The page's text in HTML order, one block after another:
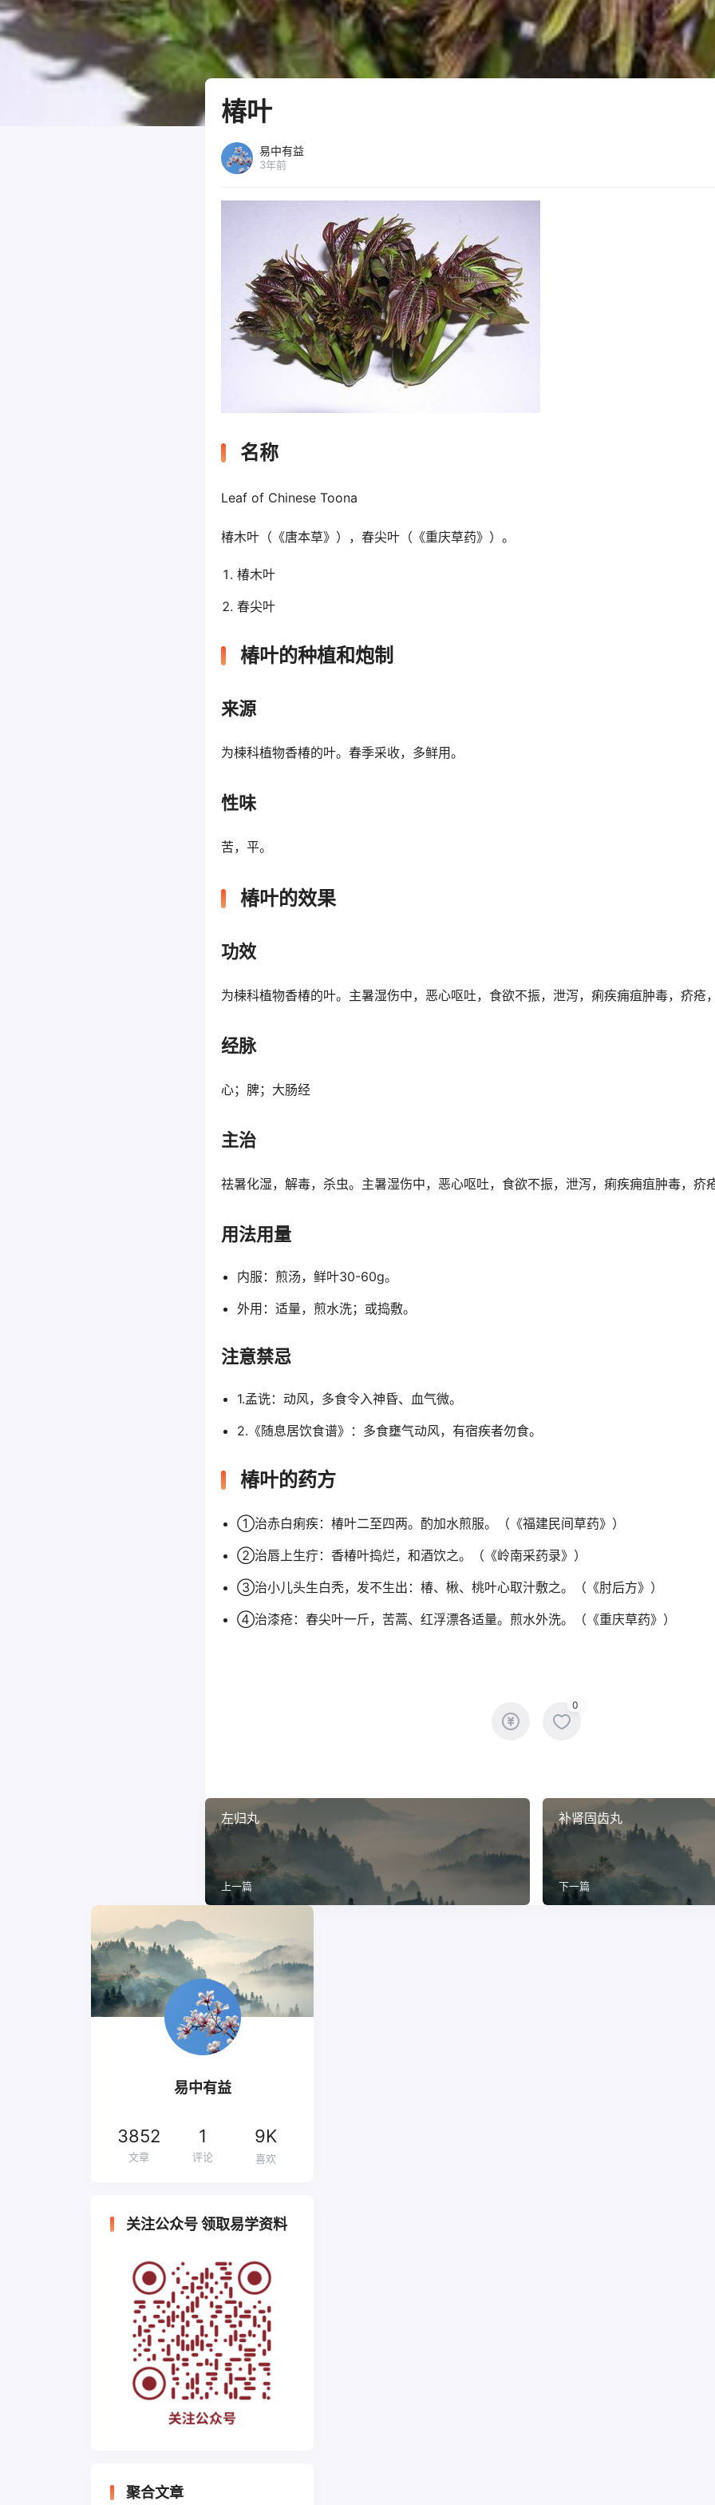
椿叶
易中有益
3年前
名称
Leaf of Chinese Toona
椿木叶（《唐本草》），春尖叶（《重庆草药》）。
椿木叶
春尖叶
椿叶的种植和炮制
来源
为楝科植物香椿的叶。春季采收，多鲜用。
性味
苦，平。
椿叶的效果
功效
为楝科植物香椿的叶。主暑湿伤中，恶心呕吐，食欲不振，泄泻，痢疾痈疽肿毒，疥疮
经脉
心；脾；大肠经
主治
祛暑化湿，解毒，杀虫。主暑湿伤中，恶心呕吐，食欲不振，泄泻，痢疾痈疽肿毒，疥
用法用量
内服：煎汤，鲜叶30-60g。
外用：适量，煎水洗；或捣敷。
注意禁忌
1.孟诜：动风，多食令入神昏、血气微。
2.《随息居饮食谱》：多食壅气动风，有宿疾者勿食。
椿叶的药方
①治赤白痢疾：椿叶二至四两。酌加水煎服。（《福建民间草药》）
②治唇上生疔：香椿叶捣烂，和酒饮之。（《岭南采药录》）
③治小儿头生白秃，发不生出：椿、楸、桃叶心取汁敷之。（《肘后方》）
④治漆疮：春尖叶一斤，苦蒿、红浮漂各适量。煎水外洗。（《重庆草药》）
0
左归丸
上一篇
补肾固齿丸
下一篇
易中有益
3852
文章
1
评论
9K
喜欢
关注公众号 领取易学资料
聚合文章